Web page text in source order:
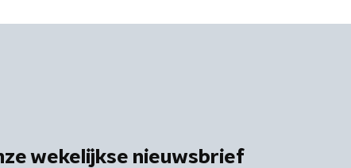
wekelijkse nieuwsbrief